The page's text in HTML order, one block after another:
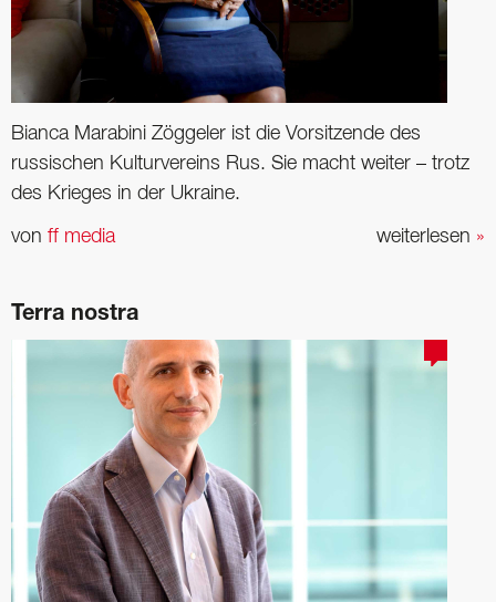
Bianca Marabini Zöggeler ist die Vorsitzende des
russischen Kulturvereins Rus. Sie macht weiter – trotz
des Krieges in der Ukraine.
weiterlesen »
von ff media
Terra nostra